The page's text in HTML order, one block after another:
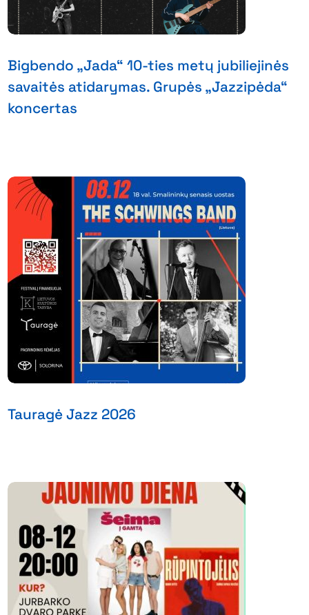
Bigbendo „Jada“ 10-ties metų jubiliejinės
savaitės atidarymas. Grupės „Jazzipėda“
koncertas
Tauragė Jazz 2026